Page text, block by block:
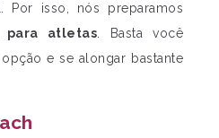
Por isso, nós preparamos
para atletas . Basta você
e se alongar bastante